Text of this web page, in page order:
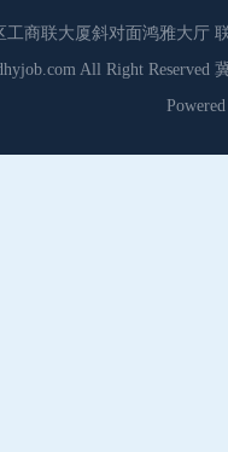
商联大厦斜对面鸿雅大厅
All Right Reserved